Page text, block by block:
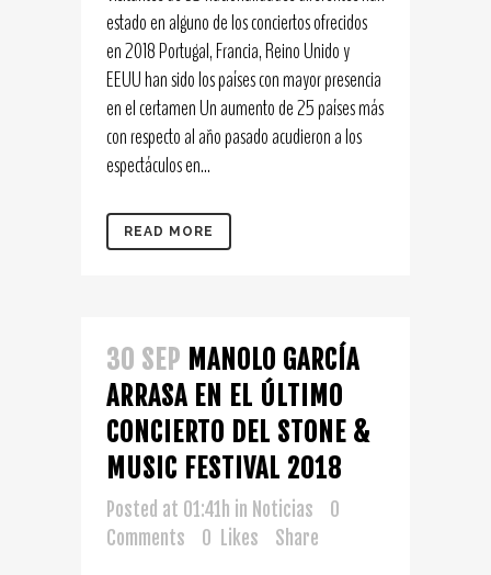
estado en alguno de los conciertos ofrecidos
en 2018 Portugal, Francia, Reino Unido y
EEUU han sido los países con mayor presencia
en el certamen Un aumento de 25 países más
con respecto al año pasado acudieron a los
espectáculos en...
READ MORE
30 SEP MANOLO GARCÍA
ARRASA EN EL ÚLTIMO
CONCIERTO DEL STONE &
MUSIC FESTIVAL 2018
Posted at 01:41h in Noticias
0
Comments
0 Likes Share